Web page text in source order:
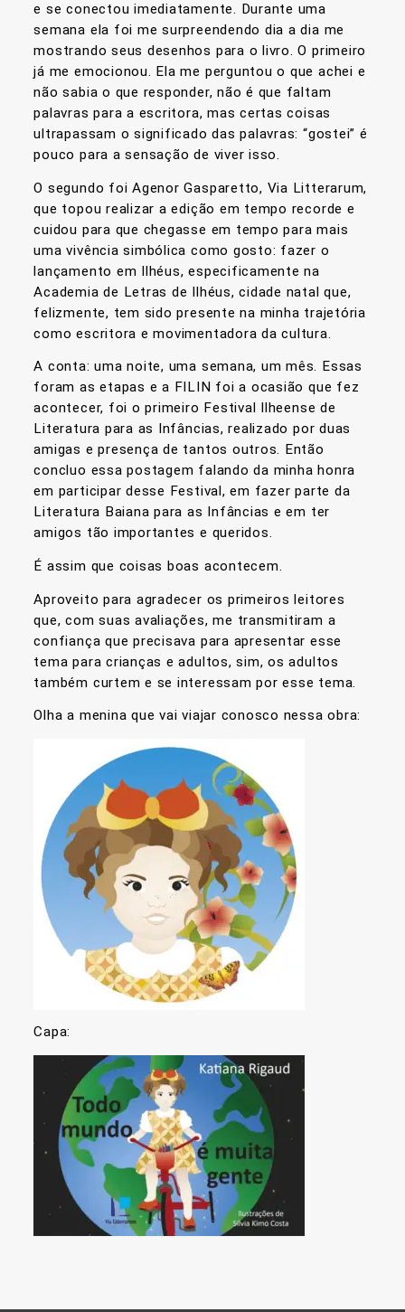
e se conectou imediatamente. Durante uma
semana ela foi me surpreendendo dia a dia me
mostrando seus desenhos para o livro. O primeiro
já me emocionou. Ela me perguntou o que achei e
não sabia o que responder, não é que faltam
palavras para a escritora, mas certas coisas
ultrapassam o significado das palavras: “gostei” é
pouco para a sensação de viver isso.
O segundo foi Agenor Gasparetto, Via Litterarum,
que topou realizar a edição em tempo recorde e
cuidou para que chegasse em tempo para mais
uma vivência simbólica como gosto: fazer o
lançamento em Ilhéus, especificamente na
Academia de Letras de Ilhéus, cidade natal que,
felizmente, tem sido presente na minha trajetória
como escritora e movimentadora da cultura.
A conta: uma noite, uma semana, um mês. Essas
foram as etapas e a FILIN foi a ocasião que fez
acontecer, foi o primeiro Festival Ilheense de
Literatura para as Infâncias, realizado por duas
amigas e presença de tantos outros. Então
concluo essa postagem falando da minha honra
em participar desse Festival, em fazer parte da
Literatura Baiana para as Infâncias e em ter
amigos tão importantes e queridos.
É assim que coisas boas acontecem.
Aproveito para agradecer os primeiros leitores
que, com suas avaliações, me transmitiram a
confiança que precisava para apresentar esse
tema para crianças e adultos, sim, os adultos
também curtem e se interessam por esse tema.
Olha a menina que vai viajar conosco nessa obra:
Capa: